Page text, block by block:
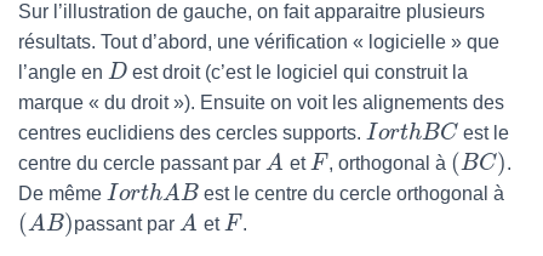
Sur l’illustration de gauche, on fait apparaitre plusieurs
résultats. Tout d’abord, une vérification « logicielle » que
l’angle en D est droit (c’est le logiciel qui construit la
marque « du droit »). Ensuite on voit les alignements des
centres euclidiens des cercles supports. IorthBC est le
centre du cercle passant par A etF , orthogonal à (BC).
De même IorthAB est le centre du cercle orthogonal à
(AB)passant par A etF .